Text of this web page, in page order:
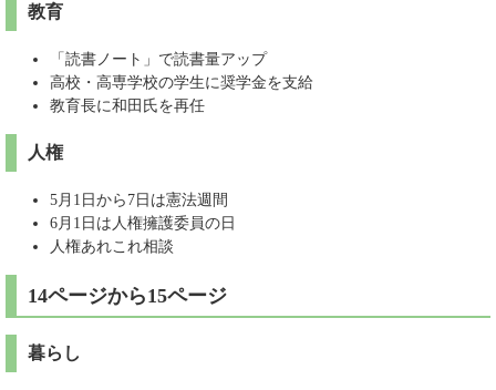
教育
「読書ノート」で読書量アップ
高校・高専学校の学生に奨学金を支給
教育長に和田氏を再任
人権
5月1日から7日は憲法週間
6月1日は人権擁護委員の日
人権あれこれ相談
14ページから15ページ
暮らし